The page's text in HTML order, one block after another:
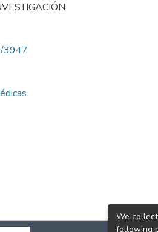
3947
We
following